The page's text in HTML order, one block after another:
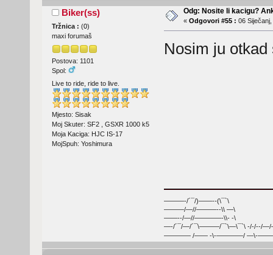
Biker(ss)
Tržnica : (0)
maxi forumaš
Postova: 1101
Spol:
Live to ride, ride to live.
Mjesto: Sisak
Moj Skuter: SF2 , GSXR 1000 k5
Moja Kaciga: HJC IS-17
MojSpuh: Yoshimura
Odg: Nosite li kacigu?
« Odgovori #55 : 06
Nosim ju
———-/´¯/)——--(\¯`\
———/—//———--\\ —\
——--/—//————-\\- -\
—-/´¯/—/´¯\———/¯`\—\¯`\
———— /—— -\-————/ —\-